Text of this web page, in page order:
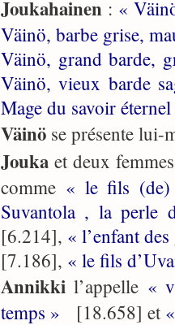
Joukahainen : «
Väinö, barbe grise,
Väinö, grand barde,
Väinö, vieux barde
Mage du savoir
Väinö se présente lui-
Jouka et deux
comme « le fils
Suvantola , la perle
[6.214], « l’enfant
[7.186], « le fils
Annikki l’appelle «
temps »
[18.658] et